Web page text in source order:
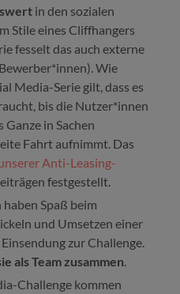
in den sozialen
Stile eines Cliffhangers
fesselt das auch externe
Wie
Media-Serie gilt, dass es
bis die Nutzer*innen
in Sachen
Fahrt aufnimmt. Das
Anti-Leasing-
festgestellt.
Spaß beim
und Umsetzen einer
zur Challenge.
als Team zusammen.
Challenge kommen